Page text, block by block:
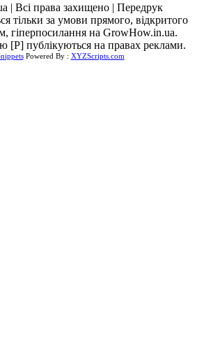
| Всі права захищено | Передрук
тільки за умови прямого, відкритого
гіперпосилання на GrowHow.in.ua.
[Р] публікуються на правах реклами.
Powered By : XYZScripts.com